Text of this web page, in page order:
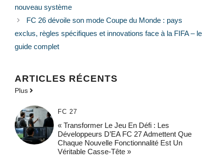
nouveau système
FC 26 dévoile son mode Coupe du Monde : pays
exclus, règles spécifiques et innovations face à la FIFA – le
guide complet
ARTICLES RÉCENTS
Plus
FC 27
« Transformer Le Jeu En Défi : Les
Développeurs D’EA FC 27 Admettent Que
Chaque Nouvelle Fonctionnalité Est Un
Véritable Casse-Tête »